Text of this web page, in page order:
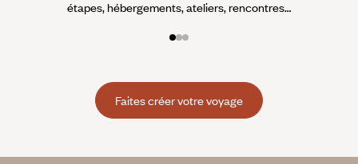
étapes, hébergements, ateliers, rencontres…
Faites créer votre voyage